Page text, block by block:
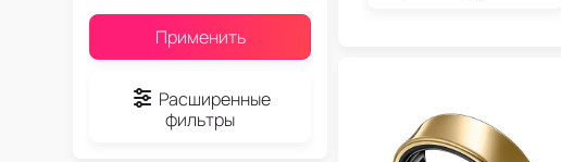
Применить
Расширенные
фильтры